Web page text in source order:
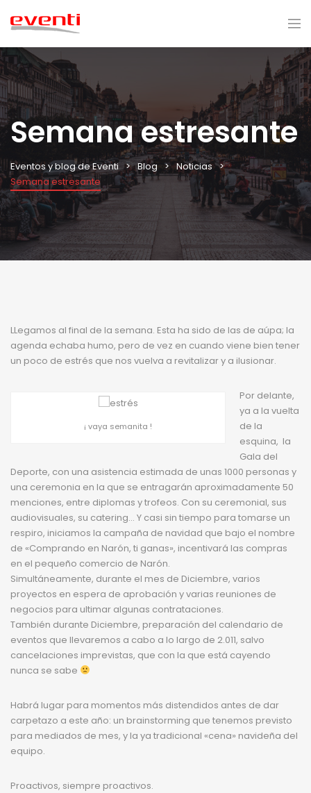
Semana estresante
Eventos y blog de Eventi Blog
Noticias
Semana estresante
LLegamos al final de la semana. Esta ha sido de las de aúpa; la
agenda echaba humo, pero de vez en cuando viene bien tener
un poco de estrés que nos vuelva a revitalizar y a ilusionar.
¡ vaya semanita !
Por delante,
ya a la vuelta
de la
esquina, la
Gala del
Deporte, con una asistencia estimada de unas 1000 personas y
una ceremonia en la que se entragarán aproximadamente 50
menciones, entre diplomas y trofeos. Con su ceremonial, sus
audiovisuales, su catering… Y casi sin tiempo para tomarse un
respiro, iniciamos la campaña de navidad que bajo el nombre
de «Comprando en Narón, ti ganas», incentivará las compras
en el pequeño comercio de Narón.
Simultáneamente, durante el mes de Diciembre, varios
proyectos en espera de aprobación y varias reuniones de
negocios para ultimar algunas contrataciones.
También durante Diciembre, preparación del calendario de
eventos que llevaremos a cabo a lo largo de 2.011, salvo
cancelaciones imprevistas, que con la que está cayendo
nunca se sabe
Habrá lugar para momentos más distendidos antes de dar
carpetazo a este año: un brainstorming que tenemos previsto
para mediados de mes, y la ya tradicional «cena» navideña del
equipo.
Proactivos, siempre proactivos.